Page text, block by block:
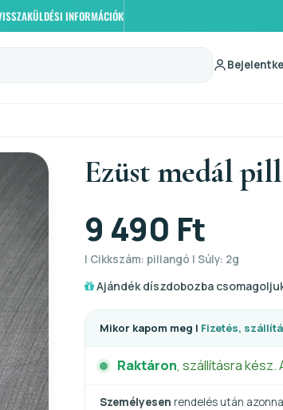
INFORMÁCIÓK
Ezüst medál
9 490 Ft
| Cikkszám: pillangó | Súly: 2g
Ajándék díszdobozba
Mikor kapom meg | Fizetés,
Raktáron, szállításra kész.
Személyesen rendelés után